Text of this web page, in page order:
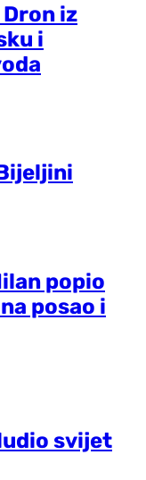
iz
i
popio
posao i
svijet